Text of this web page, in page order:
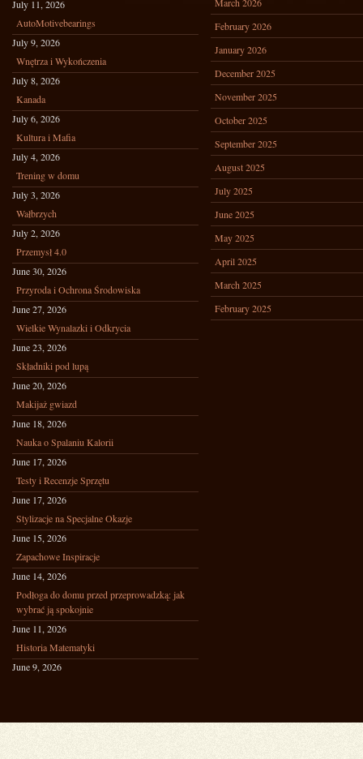
July 11, 2026
AutoMotivebearings
July 9, 2026
Wnętrza i Wykończenia
July 8, 2026
Kanada
July 6, 2026
Kultura i Mafia
July 4, 2026
Trening w domu
July 3, 2026
Wałbrzych
July 2, 2026
Przemysł 4.0
June 30, 2026
Przyroda i Ochrona Środowiska
June 27, 2026
Wielkie Wynalazki i Odkrycia
June 23, 2026
Składniki pod lupą
June 20, 2026
Makijaż gwiazd
June 18, 2026
Nauka o Spalaniu Kalorii
June 17, 2026
Testy i Recenzje Sprzętu
June 17, 2026
Stylizacje na Specjalne Okazje
June 15, 2026
Zapachowe Inspiracje
June 14, 2026
Podłoga do domu przed przeprowadzką: jak
wybrać ją spokojnie
June 11, 2026
Historia Matematyki
June 9, 2026
February 2026
January 2026
December 2025
November 2025
October 2025
September 2025
August 2025
July 2025
June 2025
May 2025
April 2025
March 2025
February 2025